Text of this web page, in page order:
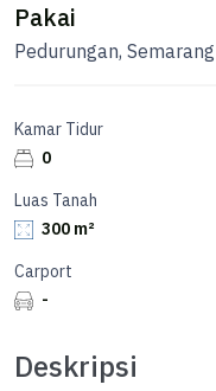
Pakai
Pedurungan, Semarang
Kamar Tidur
0
Luas Tanah
300 m²
Carport
-
Deskripsi